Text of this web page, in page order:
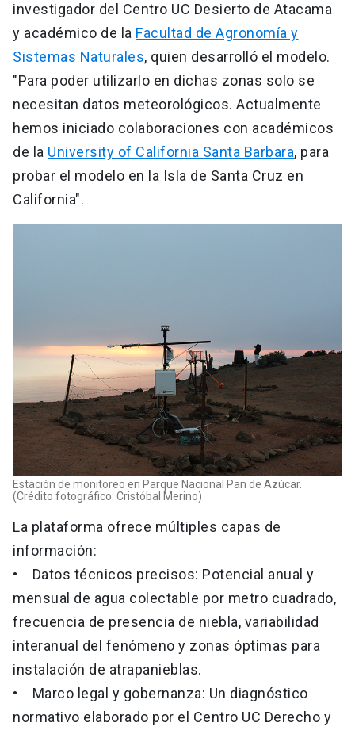
investigador del Centro UC Desierto de Atacama
y académico de la Facultad de Agronomía y
Sistemas Naturales, quien desarrolló el modelo.
"Para poder utilizarlo en dichas zonas solo se
necesitan datos meteorológicos. Actualmente
hemos iniciado colaboraciones con académicos
de la University of California Santa Barbara, para
probar el modelo en la Isla de Santa Cruz en
California".
Estación de monitoreo en Parque Nacional Pan de Azúcar.
(Crédito fotográfico: Cristóbal Merino)
La plataforma ofrece múltiples capas de
información:
• Datos técnicos precisos: Potencial anual y
mensual de agua colectable por metro cuadrado,
frecuencia de presencia de niebla, variabilidad
interanual del fenómeno y zonas óptimas para
instalación de atrapanieblas.
• Marco legal y gobernanza: Un diagnóstico
normativo elaborado por el Centro UC Derecho y